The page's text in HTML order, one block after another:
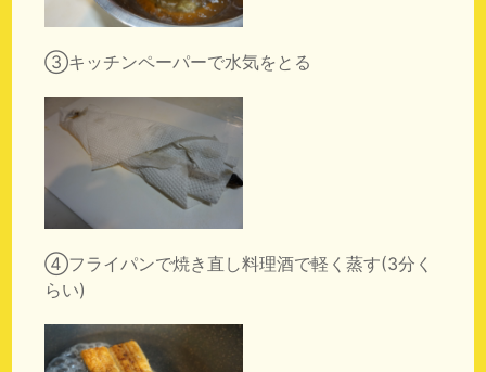
③キッチンペーパーで水気をとる
④フライパンで焼き直し料理酒で軽く蒸す(3分く
らい)